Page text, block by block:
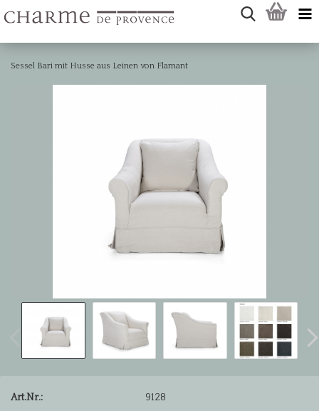
Sessel Bari mit Husse aus Leinen von Flamant
Art.Nr.:
9128